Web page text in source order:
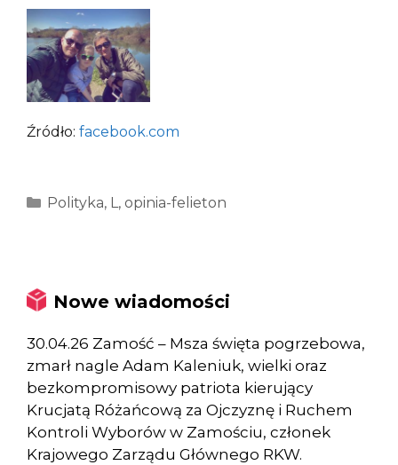
Źródło: facebook.com
Kategorie
Polityka, L, opinia-felieton
Nowe wiadomości
30.04.26 Zamość – Msza święta pogrzebowa,
zmarł nagle Adam Kaleniuk, wielki oraz
bezkompromisowy patriota kierujący
Krucjatą Różańcową za Ojczyznę i Ruchem
Kontroli Wyborów w Zamościu, członek
Krajowego Zarządu Głównego RKW.